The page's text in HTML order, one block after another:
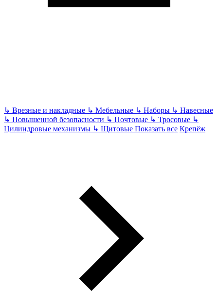
↳ Врезные и накладные ↳ Мебельные ↳ Наборы ↳ Навесные
↳ Повышенной безопасности ↳ Почтовые ↳ Тросовые ↳
Цилиндровые механизмы ↳ Щитовые Показать все Крепёж